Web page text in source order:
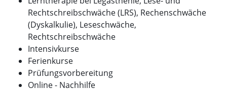
Rechtschreibschwäche (LRS), Rechenschwäche
(Dyskalkulie), Leseschwäche,
Rechtschreibschwäche
Intensivkurse
Ferienkurse
Prüfungsvorbereitung
Online - Nachhilfe